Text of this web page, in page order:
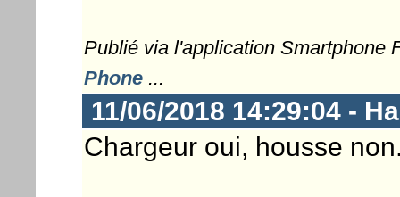
Publié via l'application Smartphone
Phone...
11/06/2018 14:29:04 -
Chargeur oui, housse